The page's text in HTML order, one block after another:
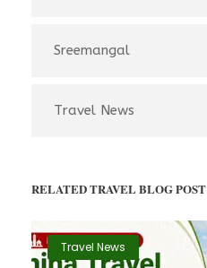
Sreemangal
Travel News
RELATED TRAVEL BLOG POST
Travel News